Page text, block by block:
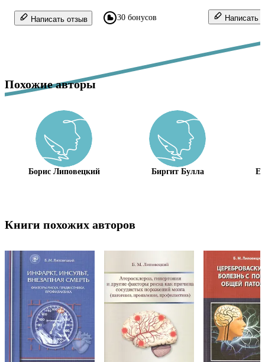
Написать отзыв 30 бонусов Написать
Похожие авторы
Борис Липовецкий Биргит Булла
Книги похожих авторов